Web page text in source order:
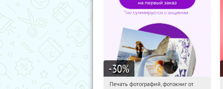
-30%
18:12:32 Получили:
Печать фотографий, фотокниг от